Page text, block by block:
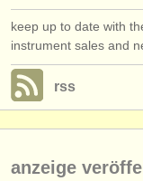
keep up to date with
instrument sales and
rss
anzeige